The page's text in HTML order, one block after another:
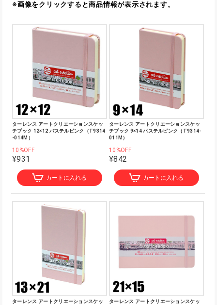
※画像をクリックすると商品情報が表示されます。
ターレンス アートクリエーションスケッ
チブック 12×12 パステルピンク（T9314
-014M）
10%OFF
¥931
カートに入れる
ターレンス アートクリエーションスケッ
チブック 9×14 パステルピンク（T9314-
011M）
10%OFF
¥842
カートに入れる
ターレンス アートクリエーションスケッ
ターレンス アートクリエーションスケッ